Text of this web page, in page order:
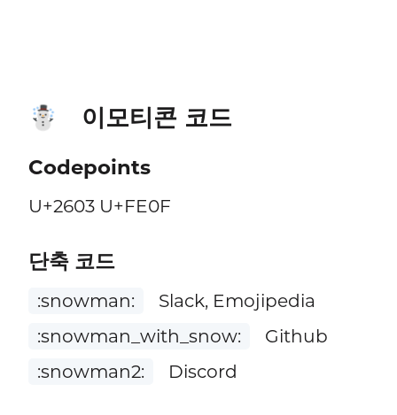
☃️ 이모티콘 코드
Codepoints
U+2603 U+FE0F
단축 코드
:snowman:
Slack, Emojipedia
:snowman_with_snow:
Github
:snowman2:
Discord